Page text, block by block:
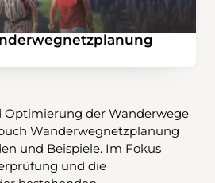
Optimierung der Wanderwege
Wanderwegnetzplanung
und Beispiele. Im Fokus
und die